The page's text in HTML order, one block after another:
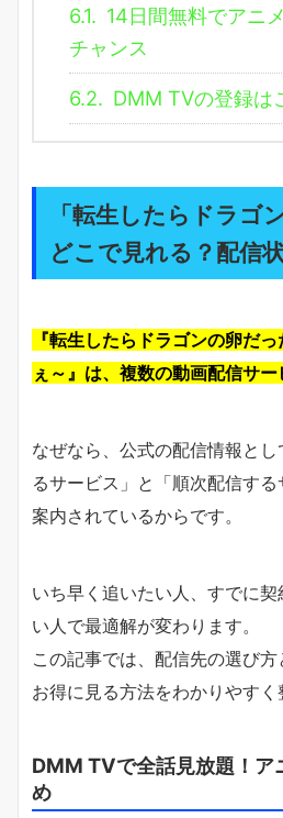
6.1. 14日間無料でアニ
チャンス
6.2. DMM TVの登録は
「転生したらドラゴ
どこで見れる？配信
『転生したらドラゴンの卵だ
ぇ～』は、複数の動画配信サー
なぜなら、公式の配信情報と
るサービス」と「順次配信す
案内されているからです。
いち早く追いたい人、すでに
い人で最適解が変わります。
この記事では、配信先の選び
お得に見る方法をわかりやすく
DMM TVで全話見放題！ア
め